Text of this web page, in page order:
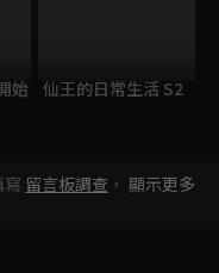
始 仙王的日常生活 S2
留言板調查 ， 顯示更多